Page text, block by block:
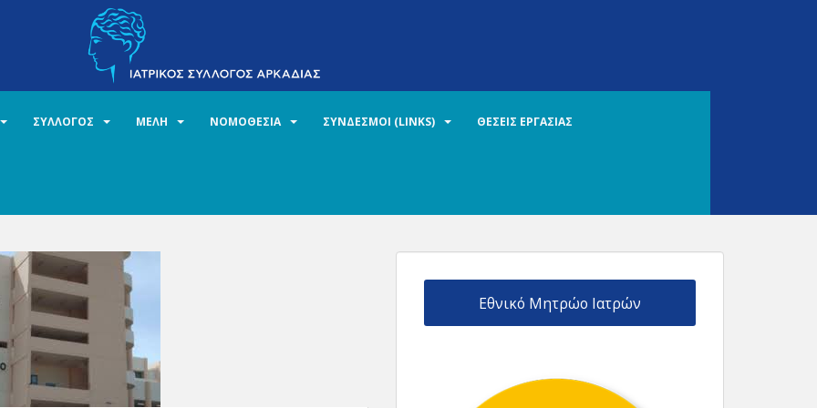
ΣΥΛΛΟΓΟΣ ΜΕΛΗ ΝΟΜΟΘΕΣΙΑ ΣΥΝΔΕΣΜΟΙ (LINKS) ΘΕΣΕΙΣ ΕΡΓΑΣΙΑΣ
Εθνικό Μητρώο Ιατρών